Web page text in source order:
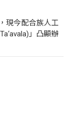
現今配合族人工
」凸顯辦